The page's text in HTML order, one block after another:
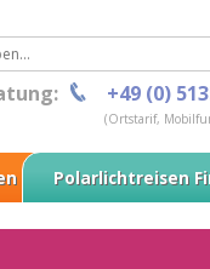
+49 (0)
(Ortstarif,
Polarlichtreisen